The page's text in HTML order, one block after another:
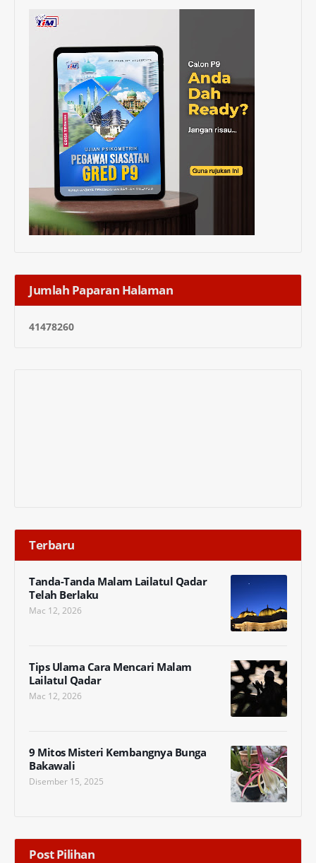
Jumlah Paparan Halaman
41478260
Terbaru
Tanda-Tanda Malam Lailatul Qadar
Telah Berlaku
Mac 12, 2026
Tips Ulama Cara Mencari Malam
Lailatul Qadar
Mac 12, 2026
9 Mitos Misteri Kembangnya Bunga
Bakawali
Disember 15, 2025
Post Pilihan